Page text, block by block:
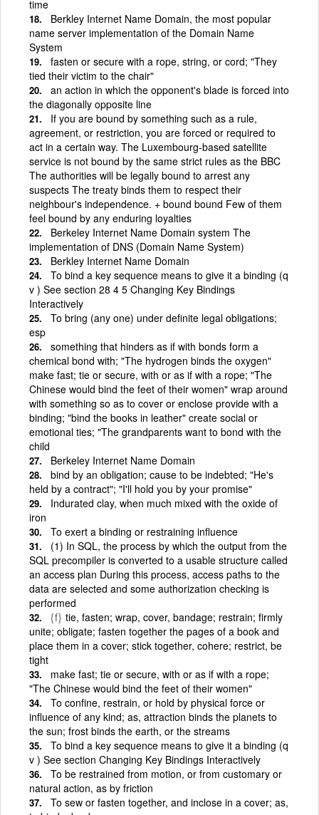
time
Berkley Internet Name Domain, the most popular
name server implementation of the Domain Name
System
fasten or secure with a rope, string, or cord; "They
tied their victim to the chair"
an action in which the opponent's blade is forced into
the diagonally opposite line
If you are bound by something such as a rule,
agreement, or restriction, you are forced or required to
act in a certain way. The Luxembourg-based satellite
service is not bound by the same strict rules as the BBC
The authorities will be legally bound to arrest any
suspects The treaty binds them to respect their
neighbour's independence. + bound bound Few of them
feel bound by any enduring loyalties
Berkeley Internet Name Domain system The
implementation of DNS (Domain Name System)
Berkley Internet Name Domain
To bind a key sequence means to give it a binding (q
v ) See section 28 4 5 Changing Key Bindings
Interactively
To bring (any one) under definite legal obligations;
esp
something that hinders as if with bonds form a
chemical bond with; "The hydrogen binds the oxygen"
make fast; tie or secure, with or as if with a rope; "The
Chinese would bind the feet of their women" wrap around
with something so as to cover or enclose provide with a
binding; "bind the books in leather" create social or
emotional ties; "The grandparents want to bond with the
child
Berkeley Internet Name Domain
bind by an obligation; cause to be indebted; "He's
held by a contract"; "I'll hold you by your promise"
Indurated clay, when much mixed with the oxide of
iron
To exert a binding or restraining influence
(1) In SQL, the process by which the output from the
SQL precompiler is converted to a usable structure called
an access plan During this process, access paths to the
data are selected and some authorization checking is
performed
{f} tie, fasten; wrap, cover, bandage; restrain; firmly
unite; obligate; fasten together the pages of a book and
place them in a cover; stick together, cohere; restrict, be
tight
make fast; tie or secure, with or as if with a rope;
"The Chinese would bind the feet of their women"
To confine, restrain, or hold by physical force or
influence of any kind; as, attraction binds the planets to
the sun; frost binds the earth, or the streams
To bind a key sequence means to give it a binding (q
v ) See section Changing Key Bindings Interactively
To be restrained from motion, or from customary or
natural action, as by friction
To sew or fasten together, and inclose in a cover; as,